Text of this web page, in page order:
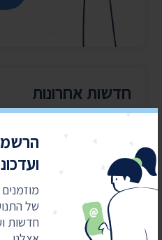
של
חדשות
חדשות אחרונות
חשפנו: דוחות הביקורת
עתרנו וחשפנו: יומן
ל-2025